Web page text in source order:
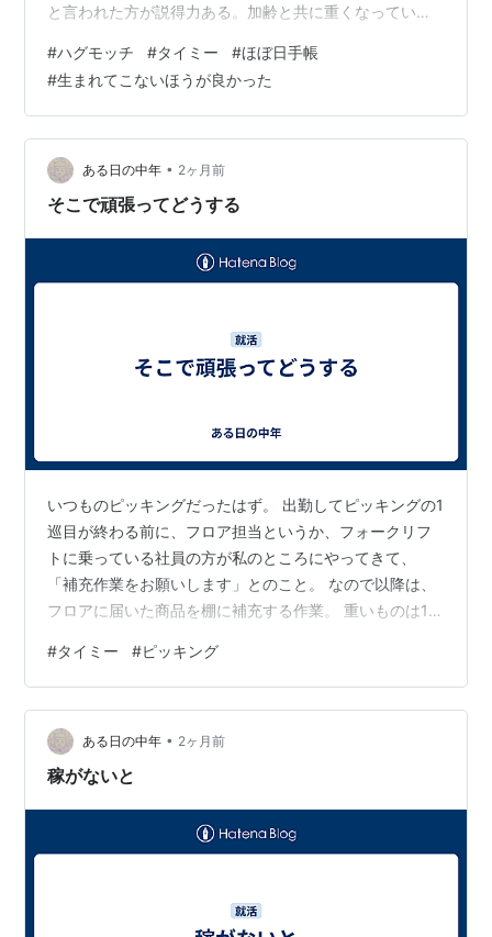
と言われた方が説得力ある。加齢と共に重くなっていく
すね･･･ なんでお尻の奥が痛いんや？と思っていたら子宮
と直腸はくっついているらしく、排卵痛ですらお尻の奥
が痛い人もいるとか。(わたしは生理中のみ痛い) ハグモ
ッチ買いました 背中、腰、膝、手首、足底。 もうね、何
もかもが痛い上に「生まれてこない方が良かった」と常
日頃から思ってるから、労…
#ハグモッチ #タイミー #ほぼ日手帳
#生まれてこないほうが良かった
ある日の中年 • 2ヶ月前
そこで頑張ってどうする
いつものピッキングだったはず。 出勤してピッキングの1
巡目が終わる前に、フロア担当というか、フォークリフ
トに乗っている社員の方が私のところにやってきて、
「補充作業をお願いします」とのこと。 なので以降は、
フロアに届いた商品を棚に補充する作業。 重いものは1箱
大きめの手押し台車に載せて棚へ。 タイミーで補充して
いるのは私だけ。 ある程度、長い期間働いているせい
か、すっかり覚えられた。 他にタイミーがいるのにわざ
わざ私を探して頼まれる状態。 それはそれでやりがいは
あるが、なにせタイミー。 しっかり社員となって、こう
#タイミー #ピッキング
ある日の中年 • 2ヶ月前
稼がないと